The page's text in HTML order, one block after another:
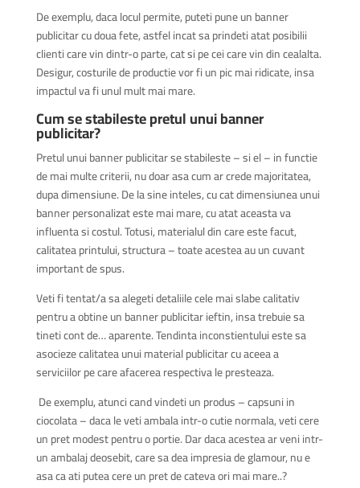
De exemplu, daca locul permite, puteti pune un banner
publicitar cu doua fete, astfel incat sa prindeti atat posibilii
clienti care vin dintr-o parte, cat si pe cei care vin din cealalta.
Desigur, costurile de productie vor fi un pic mai ridicate, insa
impactul va fi unul mult mai mare.
Cum se stabileste pretul unui banner
publicitar?
Pretul unui banner publicitar se stabileste – si el – in functie
de mai multe criterii, nu doar asa cum ar crede majoritatea,
dupa dimensiune. De la sine inteles, cu cat dimensiunea unui
banner personalizat este mai mare, cu atat aceasta va
influenta si costul. Totusi, materialul din care este facut,
calitatea printului, structura – toate acestea au un cuvant
important de spus.
Veti fi tentat/a sa alegeti detaliile cele mai slabe calitativ
pentru a obtine un banner publicitar ieftin, insa trebuie sa
tineti cont de… aparente. Tendinta inconstientului este sa
asocieze calitatea unui material publicitar cu aceea a
serviciilor pe care afacerea respectiva le presteaza.
De exemplu, atunci cand vindeti un produs – capsuni in
ciocolata – daca le veti ambala intr-o cutie normala, veti cere
un pret modest pentru o portie. Dar daca acestea ar veni intr-
un ambalaj deosebit, care sa dea impresia de glamour, nu e
asa ca ati putea cere un pret de cateva ori mai mare..?